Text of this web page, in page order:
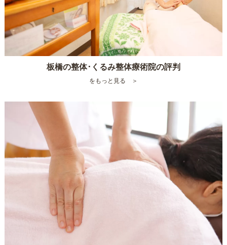
板橋の整体･くるみ整体療術院の評判
をもっと見る ＞